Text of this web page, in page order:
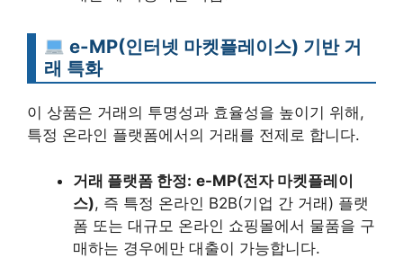
e-MP(인터넷 마켓플레이스) 기반 거
래 특화
이 상품은 거래의 투명성과 효율성을 높이기 위해,
특정 온라인 플랫폼에서의 거래를 전제로 합니다.
거래 플랫폼 한정: e-MP(전자 마켓플레이
스), 즉 특정 온라인 B2B(기업 간 거래) 플랫
폼 또는 대규모 온라인 쇼핑몰에서 물품을 구
매하는 경우에만 대출이 가능합니다.